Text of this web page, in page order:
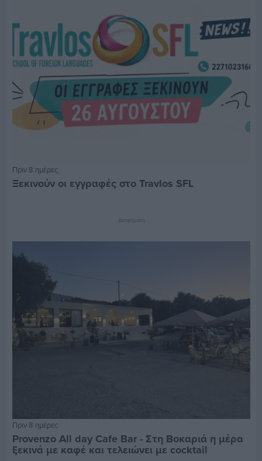
Πριν 8 ημέρες
Ξεκινούν οι εγγραφές στο Travlos SFL
Διαφήμιση
Πριν 8 ημέρες
Provenzo All day Cafe Bar - Στη Βοκαριά η μέρα
ξεκινά με καφέ και τελειώνει με cocktail